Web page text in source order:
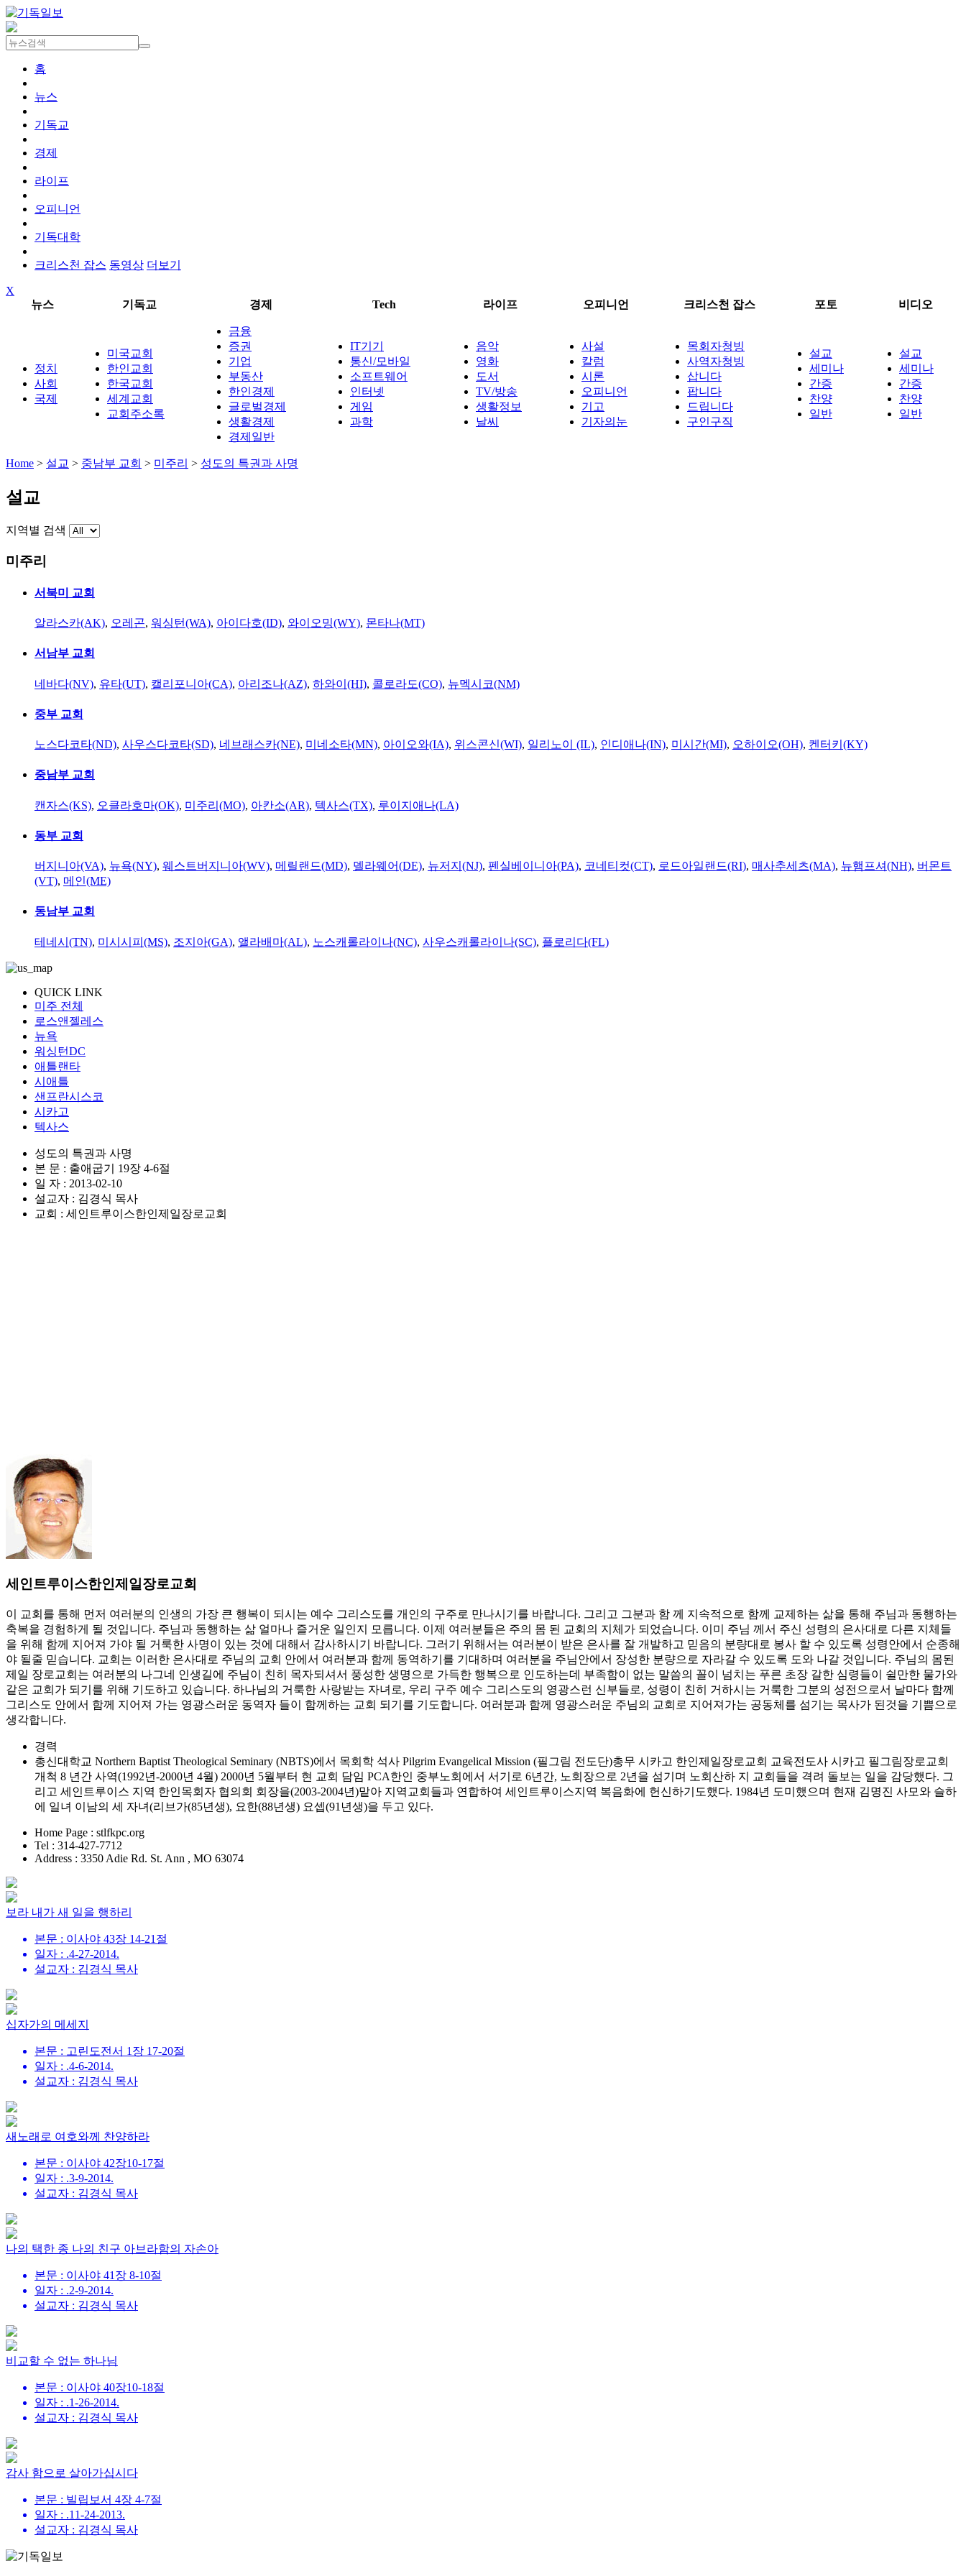
홈
뉴스
기독교
경제
라이프
오피니언
기독대학
크리스천 잡스 동영상 더보기
X
뉴스
기독교 경제 Tech 라이프 오피니언 크리스천 잡스 포토 비디오
정치
사회
국제
미국교회
한인교회
한국교회
세계교회
교회주소록
금융
증권
기업
부동산
한인경제
글로벌경제
생활경제
경제일반
IT기기
통신/모바일
소프트웨어
인터넷
게임
과학
음악
영화
도서
TV/방송
생활정보
날씨
사설
칼럼
시론
오피니언
기고
기자의눈
목회자청빙
사역자청빙
삽니다
팝니다
드립니다
구인구직
설교
세미나
간증
찬양
일반
설교
세미나
간증
찬양
일반
Home > 설교 > 중남부 교회 > 미주리 > 성도의 특권과 사명
설교
지역별 검색
미주리
서북미 교회
알라스카(AK), 오레곤, 워싱턴(WA), 아이다호(ID), 와이오밍(WY), 몬타나(MT)
서남부 교회
네바다(NV), 유타(UT), 캘리포니아(CA), 아리조나(AZ), 하와이(HI), 콜로라도(CO), 뉴멕시코(NM)
중부 교회
노스다코타(ND), 사우스다코타(SD), 네브래스카(NE), 미네소타(MN), 아이오와(IA), 위스콘신(WI), 일리노이 (IL), 인디애나(IN), 미시간(MI), 오하이오(OH), 켄터키(KY)
중남부 교회
캔자스(KS), 오클라호마(OK), 미주리(MO), 아칸소(AR), 텍사스(TX), 루이지애나(LA)
동부 교회
버지니아(VA), 뉴욕(NY), 웨스트버지니아(WV), 메릴랜드(MD), 델라웨어(DE), 뉴저지(NJ), 펜실베이니아(PA), 코네티컷(CT), 로드아일랜드(RI), 매사추세츠(MA), 뉴햄프셔(NH), 버몬트
(VT), 메인(ME)
동남부 교회
테네시(TN), 미시시피(MS), 조지아(GA), 앨라배마(AL), 노스캐롤라이나(NC), 사우스캐롤라이나(SC), 플로리다(FL)
QUICK LINK
미주 전체
로스앤젤레스
뉴욕
워싱턴DC
애틀랜타
시애틀
샌프란시스코
시카고
텍사스
성도의 특권과 사명
본 문 : 출애굽기 19장 4-6절
일 자 : 2013-02-10
설교자 : 김경식 목사
교회 : 세인트루이스한인제일장로교회
세인트루이스한인제일장로교회
이 교회를 통해 먼저 여러분의 인생의 가장 큰 행복이 되시는 예수 그리스도를 개인의 구주로 만나시기를 바랍니다. 그리고 그분과 함 께 지속적으로 함께 교제하는 삶을 통해 주님과 동행하는
축복을 경험하게 될 것입니다. 주님과 동행하는 삶 얼마나 즐거운 일인지 모릅니다. 이제 여러분들은 주의 몸 된 교회의 지체가 되었습니다. 이미 주님 께서 주신 성령의 은사대로 다른 지체들
을 위해 함께 지어져 가야 될 거룩한 사명이 있는 것에 대해서 감사하시기 바랍니다. 그러기 위해서는 여러분이 받은 은사를 잘 개발하고 믿음의 분량대로 봉사 할 수 있도록 성령안에서 순종해
야 될줄 믿습니다. 교회는 이러한 은사대로 주님의 교회 안에서 여러분과 함께 동역하기를 기대하며 여러분을 주님안에서 장성한 분량으로 자라갈 수 있도록 도와 나갈 것입니다. 주님의 몸된
제일 장로교회는 여러분의 나그네 인생길에 주님이 친히 목자되셔서 풍성한 생명으로 가득한 행복으로 인도하는데 부족함이 없는 말씀의 꼴이 넘치는 푸른 초장 갈한 심령들이 쉴만한 물가와
같은 교회가 되기를 위해 기도하고 있습니다. 하나님의 거룩한 사랑받는 자녀로, 우리 구주 예수 그리스도의 영광스런 신부들로, 성령이 친히 거하시는 거룩한 그분의 성전으로서 날마다 함께
그리스도 안에서 함께 지어져 가는 영광스러운 동역자 들이 함께하는 교회 되기를 기도합니다. 여러분과 함께 영광스러운 주님의 교회로 지어져가는 공동체를 섬기는 목사가 된것을 기쁨으로
생각합니다.
경력
총신대학교 Northern Baptist Theological Seminary (NBTS)에서 목회학 석사 Pilgrim Evangelical Mission (필그림 전도단)총무 시카고 한인제일장로교회 교육전도사 시카고 필그림장로교회
개척 8 년간 사역(1992년-2000년 4월) 2000년 5월부터 현 교회 담임 PCA한인 중부노회에서 서기로 6년간, 노회장으로 2년을 섬기며 노회산하 지 교회들을 격려 돌보는 일을 감당했다. 그
리고 세인트루이스 지역 한인목회자 협의회 회장을(2003-2004년)맡아 지역교회들과 연합하여 세인트루이스지역 복음화에 헌신하기도했다. 1984년 도미했으며 현재 김명진 사모와 슬하
에 일녀 이남의 세 자녀(리브가(85년생), 요한(88년생) 요셉(91년생)을 두고 있다.
Home Page : stlfkpc.org
Tel : 314-427-7712
Address : 3350 Adie Rd. St. Ann , MO 63074
보라 내가 새 일을 행하리
본문 : 이사야 43장 14-21절
일자 : .4-27-2014.
설교자 : 김경식 목사
십자가의 메세지
본문 : 고린도전서 1장 17-20절
일자 : .4-6-2014.
설교자 : 김경식 목사
새노래로 여호와께 찬양하라
본문 : 이사야 42장10-17절
일자 : .3-9-2014.
설교자 : 김경식 목사
나의 택한 종 나의 친구 아브라함의 자손아
본문 : 이사야 41장 8-10절
일자 : .2-9-2014.
설교자 : 김경식 목사
비교할 수 없는 하나님
본문 : 이사야 40장10-18절
일자 : .1-26-2014.
설교자 : 김경식 목사
감사 함으로 살아가십시다
본문 : 빌립보서 4장 4-7절
일자 : .11-24-2013.
설교자 : 김경식 목사